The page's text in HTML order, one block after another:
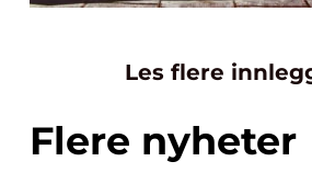
Les flere
Flere nyheter